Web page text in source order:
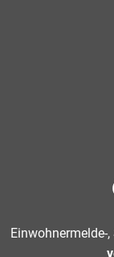
Einwohnermelde-